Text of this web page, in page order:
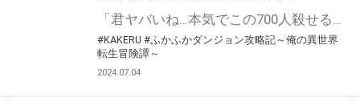
#KAKERU #ふかふかダンジョン攻略記～俺の異世界
転生冒険譚～
2024.07.04